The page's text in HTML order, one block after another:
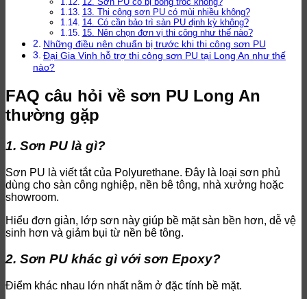
13. Thi công sơn PU có mùi nhiều không?
14. Có cần bảo trì sàn PU định kỳ không?
15. Nên chọn đơn vị thi công như thế nào?
Những điều nên chuẩn bị trước khi thi công sơn PU
Đại Gia Vinh hỗ trợ thi công sơn PU tại Long An như thế
nào?
FAQ câu hỏi về sơn PU Long An
thường gặp
1. Sơn PU là gì?
Sơn PU là viết tắt của Polyurethane. Đây là loại sơn phủ
dùng cho sàn công nghiệp, nền bê tông, nhà xưởng hoặc
showroom.
Hiểu đơn giản, lớp sơn này giúp bề mặt sàn bền hơn, dễ vệ
sinh hơn và giảm bụi từ nền bê tông.
2. Sơn PU khác gì với sơn Epoxy?
Điểm khác nhau lớn nhất nằm ở đặc tính bề mặt.